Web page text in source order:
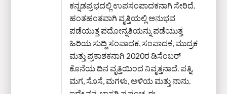
ಕನ್ನಡಪ್ರಭದಲ್ಲಿ ಉಪಸಂಪಾದಕನಾಗಿ ಸೇರಿದೆ.
ಹಂತಹಂತವಾಗಿ ವೃತ್ತಿಯಲ್ಲಿ ಅನುಭವ
ಪಡೆಯುತ್ತ ಪದೋನ್ನತಿಯನ್ನು ಪಡೆಯುತ್ತ
ಹಿರಿಯ ಸುದ್ದಿ ಸಂಪಾದಕ, ಸಂಪಾದಕ, ಮುದ್ರಕ
ಮತ್ತು ಪ್ರಕಾಶಕನಾಗಿ 2020ರ ಡಿಸೆಂಬರ್‌
ಕೊನೆಯ ದಿನ ವೃತ್ತಿಯಿಂದ ನಿವೃತ್ತನಾದೆ. ಪತ್ನಿ,
ಮಗ, ಸೊಸೆ, ಮಗಳು, ಅಳಿಯ ಮತ್ತು ನಾನು.